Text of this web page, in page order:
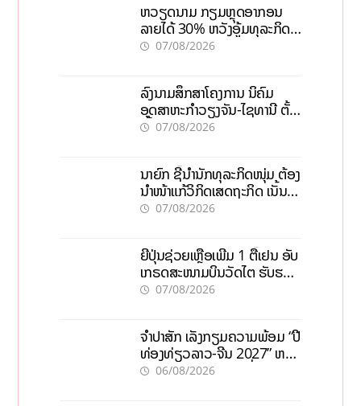
ຫວຽດນາມ ກຽມຫຼຸດອາກອນ
ລາຍໄດ້ 30% ຫວັງອູ້ມທຸລະກິດ
ຂະໜາດນ້ອຍ ແລະ ຈຸນລະ
07/08/2026
ລົງນາມສຶກສາໂຄງການ ນິຄົມ
ອຸດສາຫະກຳວຽງຈັນ-ໄຊທານີ ຕັ້ງ
ເປົ້າດຶງທຶນ 150 ລ້ານໂດລາ, ສ້າງ
07/08/2026
ນາຍົກ ຊີ້ນຳນັກທຸລະກິດໜຸ່ມ ຕ້ອງ
ນຳໜ້າແກ້ວິກິດເສດຖະກິດ ເນັ້ນດຶງ
ທຶນສາກົນ, ຫັນສູ່ດິຈິຕອນ
07/08/2026
ຍີ່ປຸ່ນຊ່ວຍເຫຼືອເພີ່ມ 1 ຕື້ເຢນ ອັບ
ເກຣດສະໜາມບິນວັດໄຕ ຮັບຮອງ
ການເຕີບໂຕ
07/08/2026
ຈຳປາສັກ ເລັ່ງກຽມຄວາມພ້ອມ “ປີ
ທ່ອງທ່ຽວລາວ-ຈີນ 2027” ຫວັງ
ກະຕຸ້ນເສດຖະກິດທ້ອງຖິ່ນ
06/08/2026